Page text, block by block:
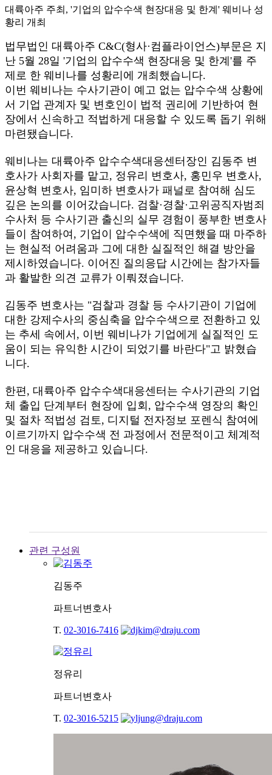
대륙아주 주최, '기업의 압수수색 현장대응 및 한계' 웨비나 성
황리 개최
법무법인 대륙아주 C&C(형사·컴플라이언스)부문은 지
난 5월 28일 '기업의 압수수색 현장대응 및 한계'를 주
제로 한 웨비나를 성황리에 개최했습니다.
이번 웨비나는 수사기관이 예고 없는 압수수색 상황에
서 기업 관계자 및 변호인이 법적 권리에 기반하여 현
장에서 신속하고 적법하게 대응할 수 있도록 돕기 위해
마련됐습니다.
웨비나는 대륙아주 압수수색대응센터장인 김동주 변
호사가 사회자를 맡고, 정유리 변호사, 홍민우 변호사,
윤상혁 변호사, 임미하 변호사가 패널로 참여해 심도
깊은 논의를 이어갔습니다. 검찰·경찰·고위공직자범죄
수사처 등 수사기관 출신의 실무 경험이 풍부한 변호사
들이 참여하여, 기업이 압수수색에 직면했을 때 마주하
는 현실적 어려움과 그에 대한 실질적인 해결 방안을
제시하였습니다. 이어진 질의응답 시간에는 참가자들
과 활발한 의견 교류가 이뤄졌습니다.
김동주 변호사는 "검찰과 경찰 등 수사기관이 기업에
대한 강제수사의 중심축을 압수수색으로 전환하고 있
는 추세 속에서, 이번 웨비나가 기업에게 실질적인 도
움이 되는 유익한 시간이 되었기를 바란다"고 밝혔습
니다.
한편, 대륙아주 압수수색대응센터는 수사기관의 기업
체 출입 단계부터 현장에 입회, 압수수색 영장의 확인
및 절차 적법성 검토, 디지털 전자정보 포렌식 참여에
이르기까지 압수수색 전 과정에서 전문적이고 체계적
인 대응을 제공하고 있습니다.
관련 구성원
김동주
파트너변호사
T. 02-3016-7416
정유리
파트너변호사
T. 02-3016-5215